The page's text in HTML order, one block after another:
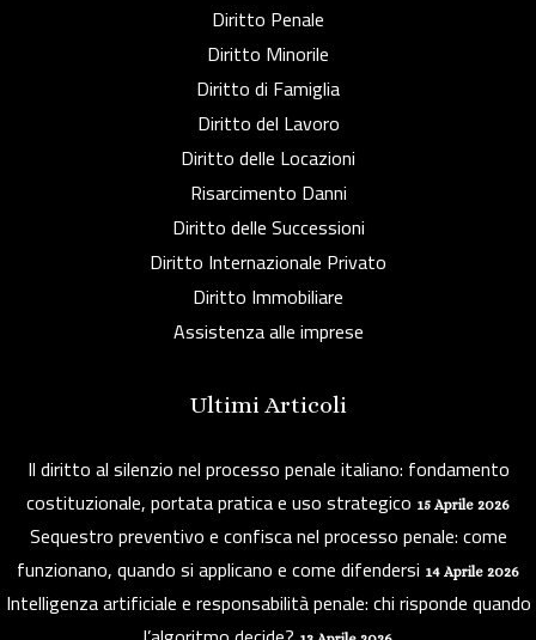
Diritto Penale
Diritto Minorile
Diritto di Famiglia
Diritto del Lavoro
Diritto delle Locazioni
Risarcimento Danni
Diritto delle Successioni
Diritto Internazionale Privato
Diritto Immobiliare
Assistenza alle imprese
Ultimi Articoli
Il diritto al silenzio nel processo penale italiano: fondamento
costituzionale, portata pratica e uso strategico 15 Aprile 2026
Sequestro preventivo e confisca nel processo penale: come
funzionano, quando si applicano e come difendersi 14 Aprile 2026
Intelligenza artificiale e responsabilità penale: chi risponde quando